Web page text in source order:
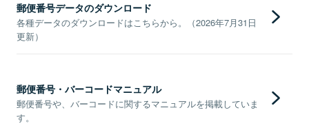
郵便番号データのダウンロード
各種データのダウンロードはこちらから。（2026年7月31日
更新）
郵便番号・バーコードマニュアル
郵便番号や、バーコードに関するマニュアルを掲載していま
す。